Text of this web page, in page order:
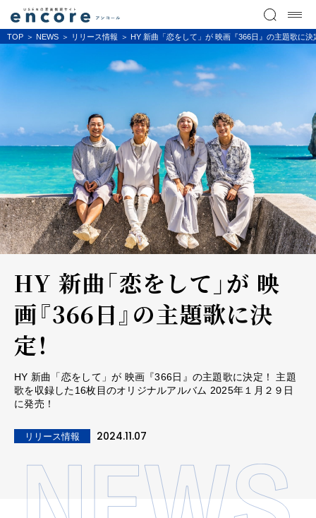
TOP NEWS リリース情報 HY 新曲「恋をして」が 映画『366日』の主題歌に決
HY 新曲「恋をして」が 映
画『366日』の主題歌に決
定！
HY 新曲「恋をして」が 映画『366日』の主題歌に決定！ 主題
歌を収録した16枚目のオリジナルアルバム 2025年１月２９日
に発売！
リリース情報 2024.11.07